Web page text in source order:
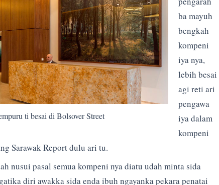
ti besai di Bolsover Street
ba mayuh
bengkah
kompeni
iya nya,
lebih besai
agi reti ari
pengawa
iya dalam
kompeni
Sarawak Report dulu ari tu.
nusui pasal semua kompeni nya diatu udah minta sida
diri awakka sida enda ibuh ngayanka pekara penatai